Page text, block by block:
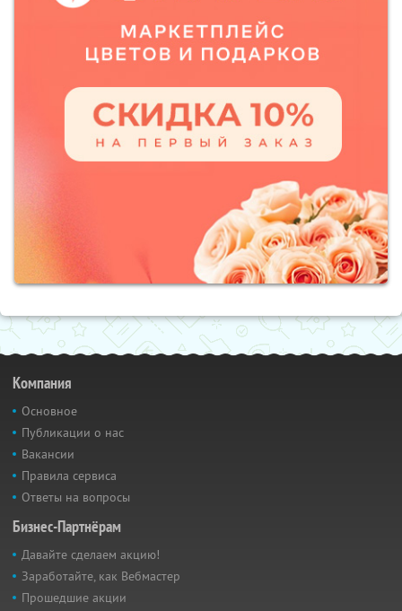
Компания
Основное
Публикации о нас
Вакансии
Правила сервиса
Ответы на вопросы
Бизнес-Партнёрам
Давайте сделаем акцию!
Заработайте, как Вебмастер
Прошедшие акции